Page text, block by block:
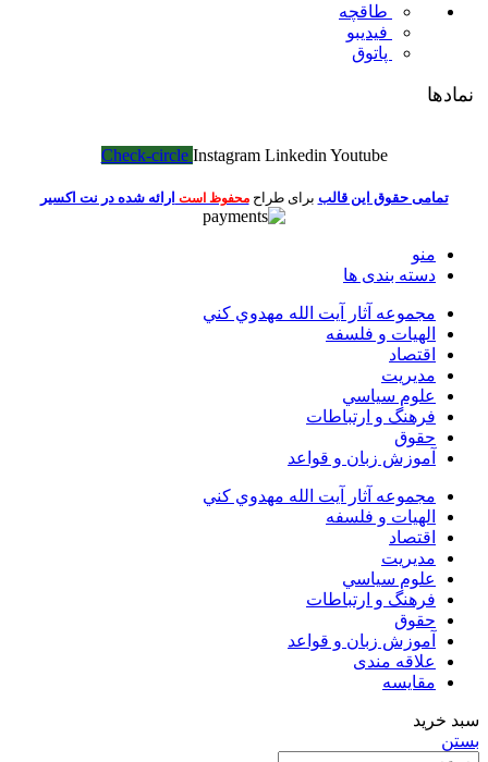
طاقچه
فیدیبو
پاتوق
نمادها
Check-circle Instagram Linkedin Youtube
تمامی حقوق این قالب برای طراحمحفوظ است ارائه شده در نت اکسیر
منو
دسته بندی ها
مجموعه آثار آيت الله مهدوي كني
الهیات و فلسفه
اقتصاد
مديريت
علوم سياسي
فرهنگ و ارتباطات
حقوق
آموزش زبان و قواعد
مجموعه آثار آيت الله مهدوي كني
الهیات و فلسفه
اقتصاد
مديريت
علوم سياسي
فرهنگ و ارتباطات
حقوق
آموزش زبان و قواعد
علاقه مندی
مقایسه
سبد خرید
بستن